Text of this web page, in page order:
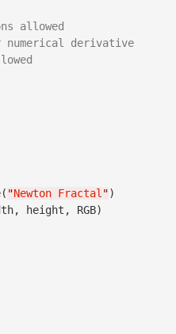
allowed
derivative
"Newton Fractal ")